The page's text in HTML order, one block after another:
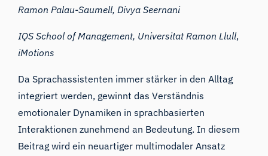
Ramon Palau-Saumell, Divya Seernani
IQS School of Management, Universitat Ramon Llull,
iMotions
Da Sprachassistenten immer stärker in den Alltag
integriert werden, gewinnt das Verständnis
emotionaler Dynamiken in sprachbasierten
Interaktionen zunehmend an Bedeutung. In diesem
Beitrag wird ein neuartiger multimodaler Ansatz